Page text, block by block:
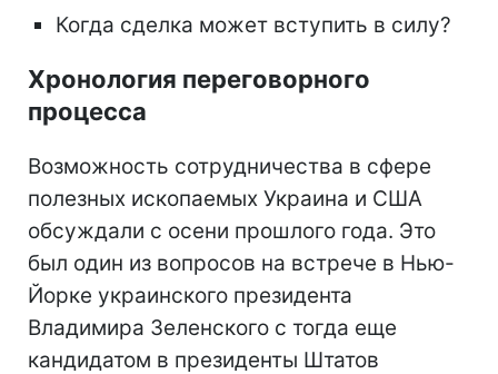
Когда сделка может вступить в силу?
Хронология переговорного
процесса
Возможность сотрудничества в сфере
полезных ископаемых Украина и США
обсуждали с осени прошлого года. Это
был один из вопросов на встрече в Нью-
Йорке украинского президента
Владимира Зеленского с тогда еще
кандидатом в президенты Штатов